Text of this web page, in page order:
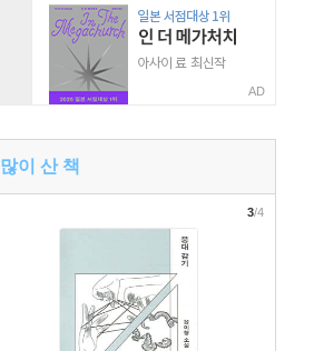
AD
많이 산 책
3/4